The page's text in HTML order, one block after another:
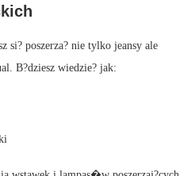
poszerza? nie tylko jeansy ale
B?dziesz wiedzie? jak: